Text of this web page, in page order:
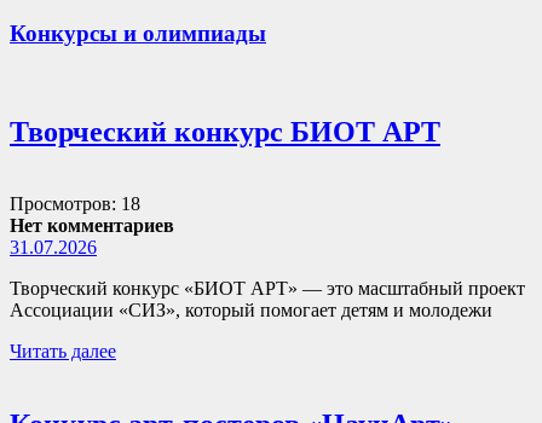
Конкурсы и олимпиады
Творческий конкурс БИОТ АРТ
Просмотров: 18
Нет комментариев
31.07.2026
Творческий конкурс «БИОТ АРТ» — это масштабный проект
Ассоциации «СИЗ», который помогает детям и молодежи
Читать далее